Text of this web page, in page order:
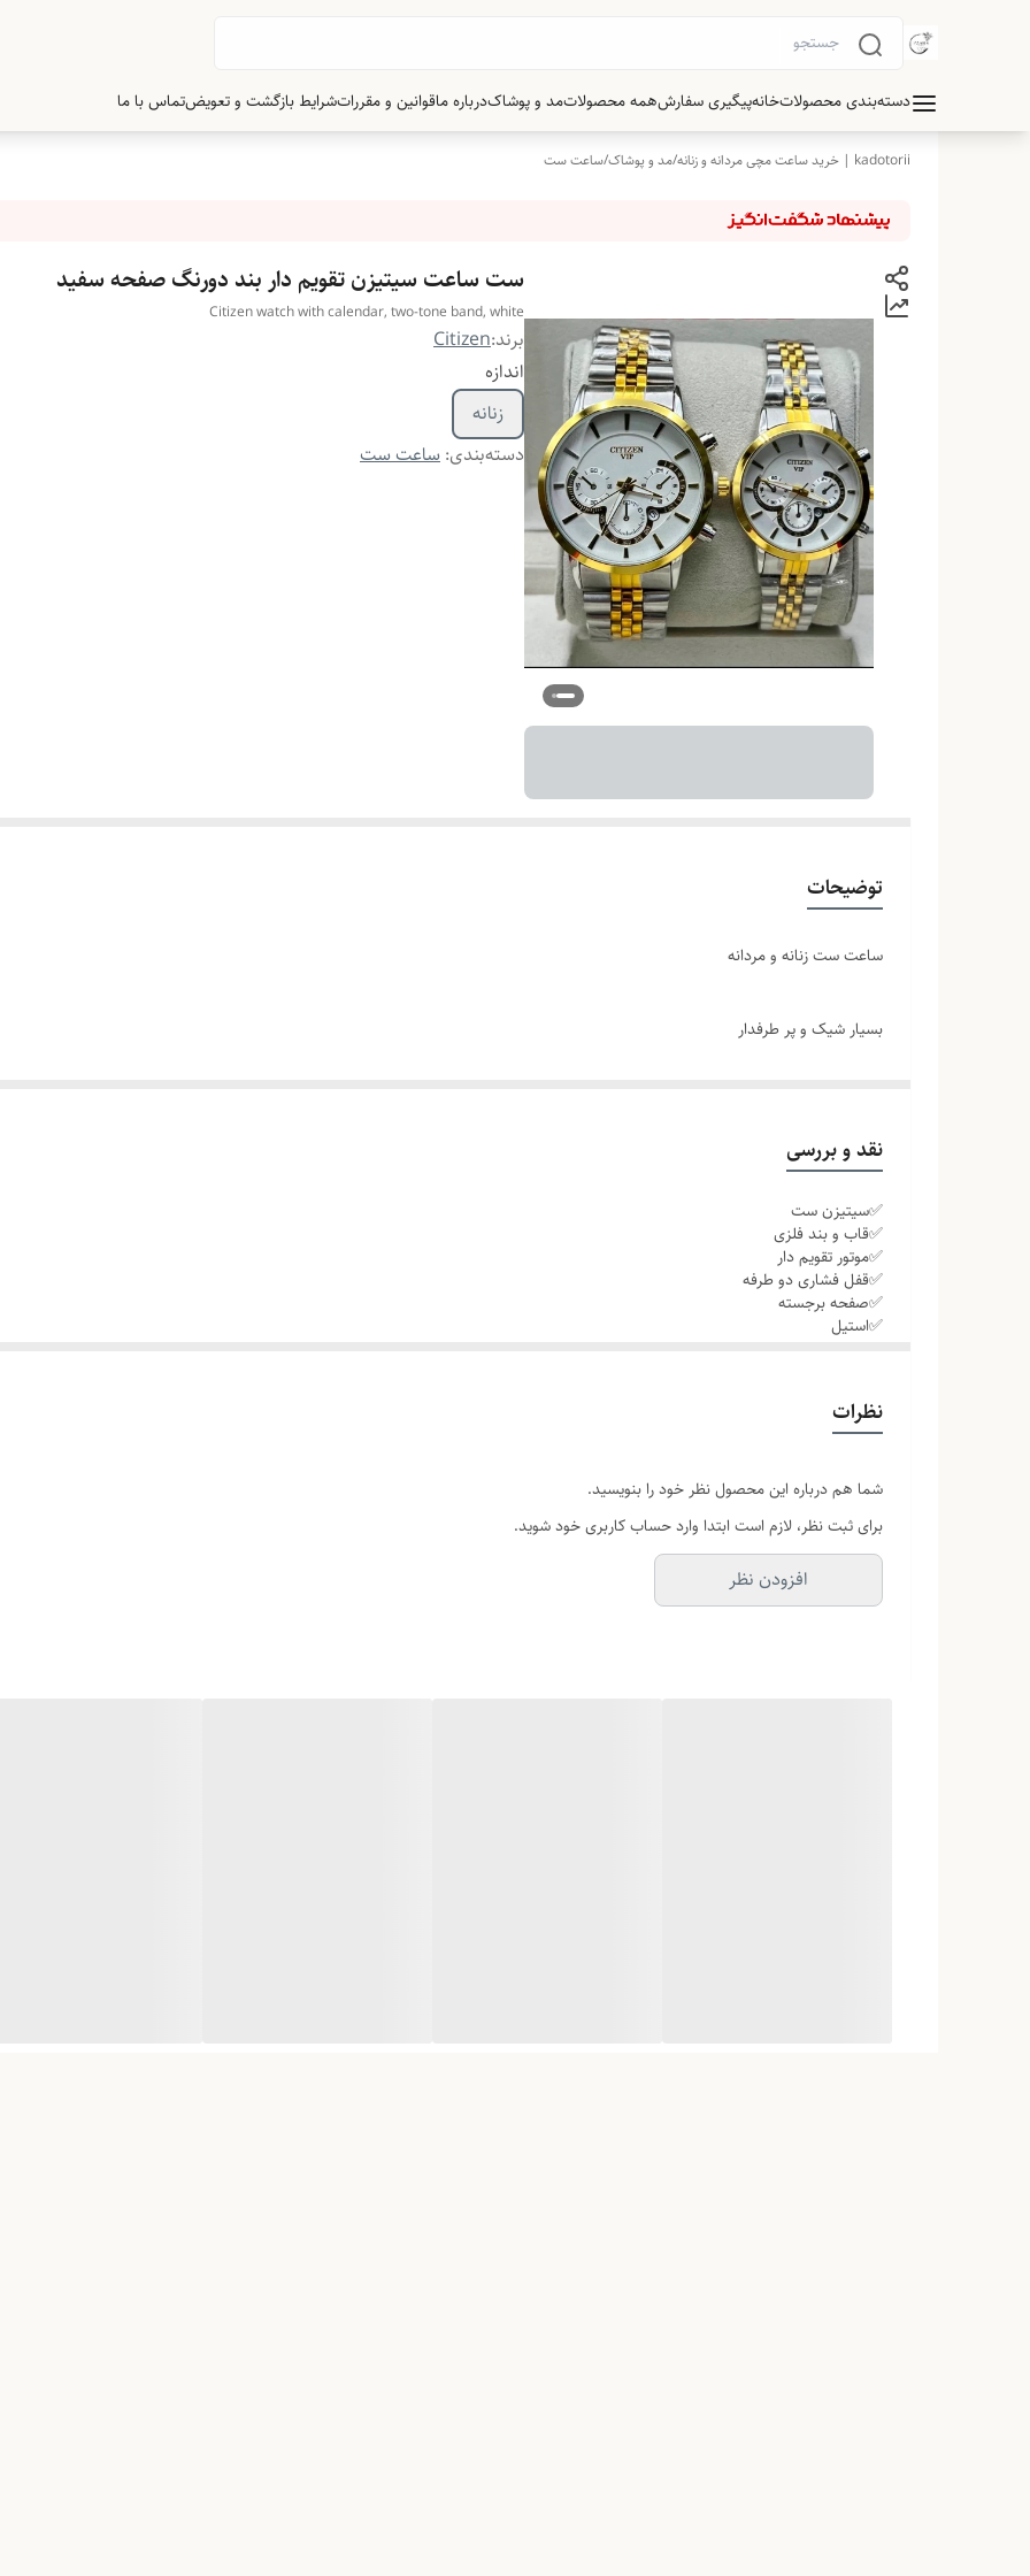
دسته‌بندی محصولاتخانهپیگیری سفارشهمه محصولاتمد و پوشاکدرباره ماقوانین و مقرراتشرایط بازگشت و تعویضتماس با ما
kadotorii | خرید ساعت مچی مردانه و زنانه /مد و پوشاک/ساعت ست
ست ساعت سیتیزن تقویم دار بند دورنگ صفحه سفید
Citizen watch with calendar, two-tone band, white
برند:Citizen
اندازه
زنانه
دسته‌بندی: ساعت ست
توضیحات
ساعت ست زنانه و مردانه
بسیار شیک و پر طرفدار
باتری قابل تعویض
همراه جعبه ی زیبا و بالشتک
جنس بدنه
استیل ضد زنگ
جنس بند
استیل
نقد و بررسی
✅سیتیزن ست
✅قاب و بند فلزی
✅موتور تقویم دار
✅قفل فشاری دو طرفه
✅صفحه برجسته
✅استیل
نظرات
شما هم درباره این محصول نظر خود را بنویسید.
برای ثبت نظر، لازم است ابتدا وارد حساب کاربری خود شوید.
افزودن نظر